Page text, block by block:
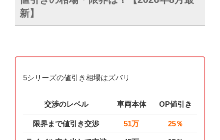
新】
5シリーズの値引き相場はズバリ
交渉のレベル 車両本体 OP値引き
限界まで値引き交渉 51万 25％